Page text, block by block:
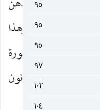
٩٥
٩٥
٩٥
٩٧
١٠٢
١٠٤
بينهما وهذا
ينتقل من ذلك إلى صورة
وهذا تطبيق للقانون